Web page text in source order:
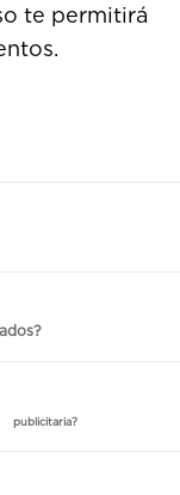
te permitirá